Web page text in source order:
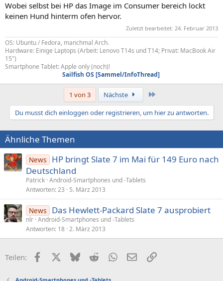
Wobei selbst bei HP das Image im Consumer bereich lockt
keinen Hund hinterm ofen hervor.
Zuletzt bearbeitet: 24. Februar 2013
OS: Ubuntu / Fedora, manchmal Arch.
Hardware: Einige Laptops (Arbeit: Lenovo T14s und T14; Privat: MacBook Air
15")
Smartphone Tablet: Apple only (noch)!
Sailfish OS [Sammel/InfoThread]
1 von 3 Nächste
Du musst dich einloggen oder registrieren, um hier zu antworten.
Ähnliche Themen
News
HP bringt Slate 7 im Mai für 149 Euro nach
Deutschland
Patrick Android-Smartphones und -Tablets
Antworten 23 5. März 2013
News Das Hewlett-Packard Slate 7 ausprobiert
nlr Android-Smartphones und -Tablets
Antworten 18 2. März 2013
Teilen: FacebookX (Twitter)
BlueskyRedditWhatsApp
E-MailLink
Android-Smartphones und -Tablets